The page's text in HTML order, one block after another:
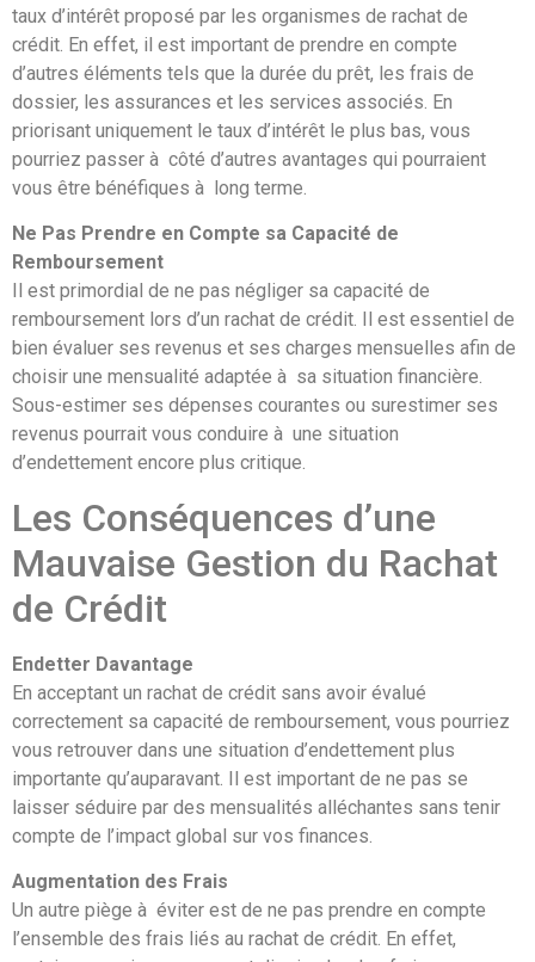
taux d’intérêt proposé par les organismes de rachat de
crédit. En effet, il est important de prendre en compte
d’autres éléments tels que la durée du prêt, les frais de
dossier, les assurances et les services associés. En
priorisant uniquement le taux d’intérêt le plus bas, vous
pourriez passer à côté d’autres avantages qui pourraient
vous être bénéfiques à long terme.
Ne Pas Prendre en Compte sa Capacité de
Remboursement
Il est primordial de ne pas négliger sa capacité de
remboursement lors d’un rachat de crédit. Il est essentiel de
bien évaluer ses revenus et ses charges mensuelles afin de
choisir une mensualité adaptée à sa situation financière.
Sous-estimer ses dépenses courantes ou surestimer ses
revenus pourrait vous conduire à une situation
d’endettement encore plus critique.
Les Conséquences d’une
Mauvaise Gestion du Rachat
de Crédit
Endetter Davantage
En acceptant un rachat de crédit sans avoir évalué
correctement sa capacité de remboursement, vous pourriez
vous retrouver dans une situation d’endettement plus
importante qu’auparavant. Il est important de ne pas se
laisser séduire par des mensualités alléchantes sans tenir
compte de l’impact global sur vos finances.
Augmentation des Frais
Un autre piège à éviter est de ne pas prendre en compte
l’ensemble des frais liés au rachat de crédit. En effet,